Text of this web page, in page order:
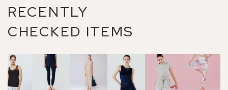
RECENTLY
CHECKED ITEMS